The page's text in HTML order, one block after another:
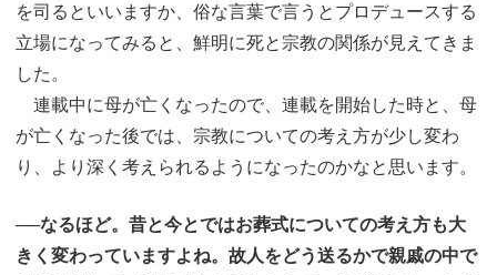
を司るといいますか、俗な言葉で言うとプロデュースする
立場になってみると、鮮明に死と宗教の関係が見えてきま
した。
連載中に母が亡くなったので、連載を開始した時と、母
が亡くなった後では、宗教についての考え方が少し変わ
り、より深く考えられるようになったのかなと思います。
──なるほど。昔と今とではお葬式についての考え方も大
きく変わっていますよね。故人をどう送るかで親戚の中で